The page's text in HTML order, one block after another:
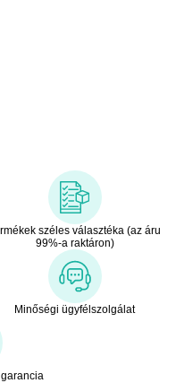
széles választéka (az áru
99%-a raktáron)
Minőségi ügyfélszolgálat